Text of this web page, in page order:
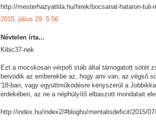
http://mesterhazyattila.hu/hirek/bocsanat-hataron-tuli-
2015. július 29. 5:56
Névtelen írta...
Kibic37-nek
Ezt a mocskosan vérpofi stáb által támogatott sötét
beivódik az emberekbe az, hogy ami van, az végső
'18-ban, vagy együttműködésre kényszerül a
érdekében, az ne a néphülyítő elbaszott mondatait
http://index.hu/index2/#bloghu/mentalisdeficit/2015/